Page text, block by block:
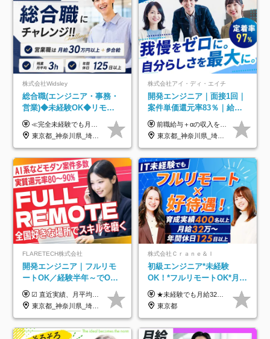
株式会社Widsley
総合職(エンジニア・事務・
営業)◆未経験OK◆リモー
トあり◆残業月3h◆服装髪
型自由
≪完全未経験でも月給40万円以上も可能です！≫ -------------- 【1】ITエンジニア 月給26万円～50万円＋プロジェクト手当＋資格手当 【2】IT事務、営業事務 月給26万円～50万円＋プロジェクト手当＋資格手当 ≪【1】【2】共通≫ ★上記給与には固定残業代20時間分(月3万719円～)を含みます。残業が超過した場合は、追加支給します(残業は月平均3時間とほぼ発生しません。残業がなくても、固定残業代は支給されます) ★試用期間6ヵ月あり（期間中は月給23万1000円～。固定残業代20時間分3万719円～を含む／超過分は別途支給） -------------- 【3】SES営業、SaaS営業 月給30万円以上＋インセンティブ＋各種手当 ★上記給与には固定残業代45時間分(月7万6967円～)を含みます。残業が超過した場合は、追加支給します(残業は月平均3時間とほぼ発生しません。残業がなくても、固定残業代は支給されます) ★試用期間6ヵ月あり(期間中も給与や福利厚生は同じです)
東京都_神奈川県_埼玉県_千葉県_大阪府_愛知県_北海道_青森県_岩手県_宮城県_秋田県_山形県_福島県_茨城県_栃木県_群馬県_新潟県_山梨県_長野県_富山県_石川県_福井県_静岡県_岐阜県_三重県_兵庫県_京都府_滋賀県_奈良県_和歌山県_広島県_岡山県_鳥取県_島根県_山口県_徳島県_香川県_愛媛県_高知県_福岡県_熊本県_佐賀県_長崎県_大分県_宮崎県_鹿児島県_沖縄県
株式会社アイ・ディ・エイチ
開発エンジニア｜面接1回｜
案件単価還元率83％｜給与
UP保証｜年休140日｜在宅
利用率9割｜独立支援・副業
制度
前職給与＋αの収入を保証 月給42万円～120万円＋各種手当＋賞与 給与基準が明確かつ高還元です。 一人ひとりが安定した環境のもと、長く活躍できる職場を目指しています。 ※平均年収650万円 ・還元率83％ ・各種手当について 職能手当／職務手当／資格手当／営業手当 など ※前職での経験・能力、給与などを考慮の上、当社規定により優遇いたします ※試用期間あり（3ヶ月／期間中の条件に変動はありません） ※上記金額には固定残業代（78,948円～225,564円/月30時間分）を含みます 超過分は別途全額支給いたします ・年収UPを保証 過去には転職時に〈年収200万円UP〉したエンジニアも在籍しています。入社時だけでなく、入社後も安心の給与水準で働ける環境です。キャリアや技術力が正当に評価されていないと感じていたら、一度面接でお話ししましょう！ 当社では管理職の人数は最低限にし、無駄な管理をしません。その費用削減分を社員の給与に還元しています！
東京都_神奈川県_埼玉県_千葉県_大阪府_愛知県_北海道_青森県_岩手県_宮城県_秋田県_山形県_福島県_茨城県_栃木県_群馬県_新潟県_山梨県_長野県_富山県_石川県_福井県_静岡県_岐阜県_三重県_兵庫県_京都府_滋賀県_奈良県_和歌山県_広島県_岡山県_鳥取県_島根県_山口県_徳島県_香川県_愛媛県_高知県_福岡県_熊本県_佐賀県_長崎県_大分県_宮崎県_鹿児島県_沖縄県
FLARETECH株式会社
開発エンジニア｜フルリモ
ートOK／経験半年～でOK
／実質還元率80～90%／前
給保証／AI系など最先端案
件多数
☑︎ 直近実績、月平均17,000円の昇給 ☑︎ 前職給与100%保証 ☑︎ 実質還元率80～90% ☑︎ 待機時も給与は満額支給 月給35万円～70万円＋交通費など各種手当 ※想定年収：4,200,000円～10,560,000円 ※経験・能力等を考慮の上で決定します。 ※上記金額には、みなし残業手当（50時間分・104,000円～212,000円）を含みます。超過分は別途追加支給します。 ┗残業時間は月平均10時間、多い時でも20時間程度と安定しております ★単価連動型の給与体系ではないため、万が一待機になってもその間の給与は満額支給しています。 ＜1年間の昇給事例をご紹介！＞ ・20代/フロントエンドエンジニア：月給274,000円→月給362,000円（＋88,000円/月） ・20代/iOSエンジニア：月給237,000円→月給287,000円（＋50,000円/月） ・20代/Androidエンジニア：月給316,000円→月給374,000円（＋58,000円/月） ・30代/Javaエンジニア（上流）：月給340,000円→月給418,000円（＋78,000円/月） ・30代/PMO：月給340,000円→月給418,000円（＋78,000円/月）
東京都_神奈川県_埼玉県_千葉県_大阪府_愛知県_北海道_青森県_岩手県_宮城県_秋田県_山形県_福島県_茨城県_栃木県_群馬県_新潟県_山梨県_長野県_富山県_石川県_福井県_静岡県_岐阜県_三重県_兵庫県_京都府_滋賀県_奈良県_和歌山県_広島県_岡山県_鳥取県_島根県_山口県_徳島県_香川県_愛媛県_高知県_福岡県_熊本県_佐賀県_長崎県_大分県_宮崎県_鹿児島県_沖縄県
株式会社Ｃｒａｎｅ＆Ｉ
初級エンジニア*未経験
OK！*フルリモートOK*月給
32万～*残業月9.8h*1ヶ月の
研修*資格取得率100％
★未経験でも月給32万円スタート★ 月収32万円～35万円＋各種手当（資格手当だけで毎月15万の上乗せ実績あり！） ★資格手当豊富！1資格につき最大3万円支給 ★功績手当の導入で、毎月のお給与に上乗せで最大10万円支給している社員も！ ★1回の昇級で年収数十万UPも可 ★ゆくゆくは年収1000万以上も目指せる 年俸384万円～1,162万8,000円（12分割） ※経験・スキルを考慮の上決定します ※上記金額には固定残業代（月30h分・60,800円～66,500円）を含みます ※超過分は別途全額支給します ※試用期間2ヶ月間あり（その他待遇に差異はありません）
東京都